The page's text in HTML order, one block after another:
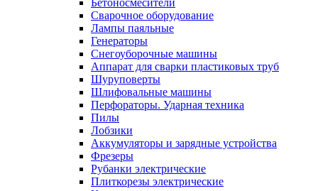
Сварочное оборудование
Лампы паяльные
Генераторы
Снегоуборочные машины
Аппарат для сварки пластиковых труб
Шуруповерты
Шлифовальные машины
Перфораторы. Ударная техника
Пилы
Лобзики
Аккумуляторы и зарядные устройства
Фрезеры
Рубанки электрические
Плиткорезы электрические